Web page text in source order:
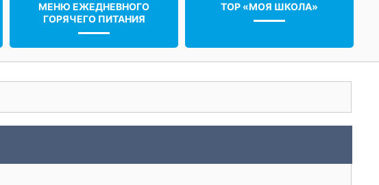
МЕНЮ ЕЖЕДНЕВНОГО
ГОРЯЧЕГО ПИТАНИЯ
ТОР «МОЯ ШКОЛА»